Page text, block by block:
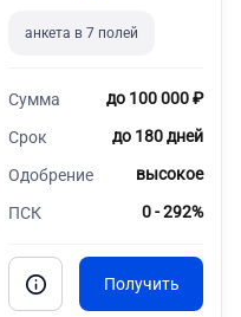
анкета в 7 полей
Сумма до 100 000 ₽
Срок до 180 дней
Одобрение высокое
ПСК 0 - 292%